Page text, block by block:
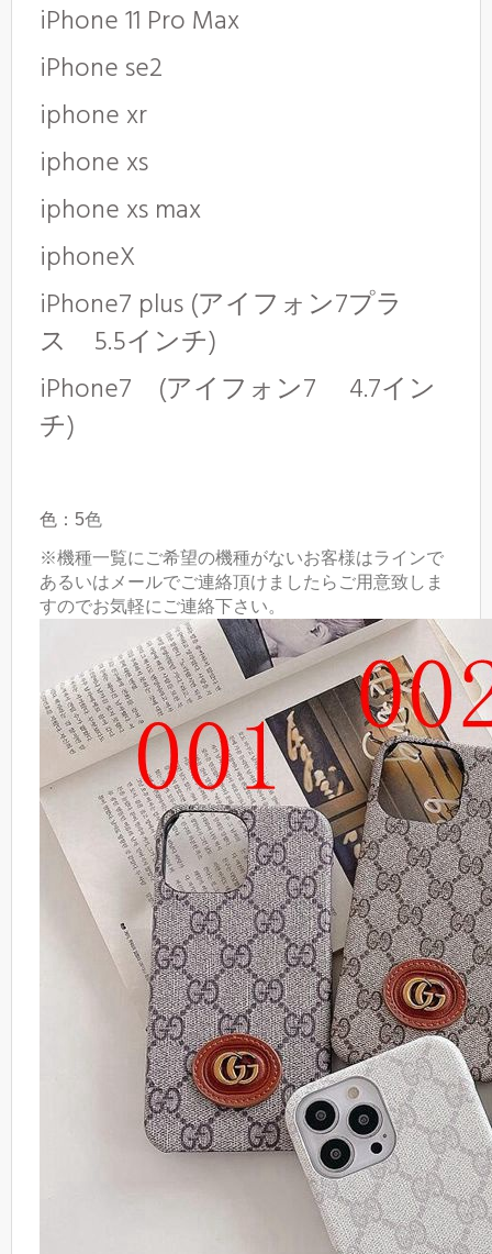
iPhone 11 Pro Max
iPhone se2
iphone xr
iphone xs
iphone xs max
iphoneX
iPhone7 plus (アイフォン7プラ
ス 5.5インチ)
iPhone7 (アイフォン7 4.7イン
チ)
色：5色
※機種一覧にご希望の機種がないお客様はラインで
あるいはメールでご連絡頂けましたらご用意致しま
すのでお気軽にご連絡下さい。